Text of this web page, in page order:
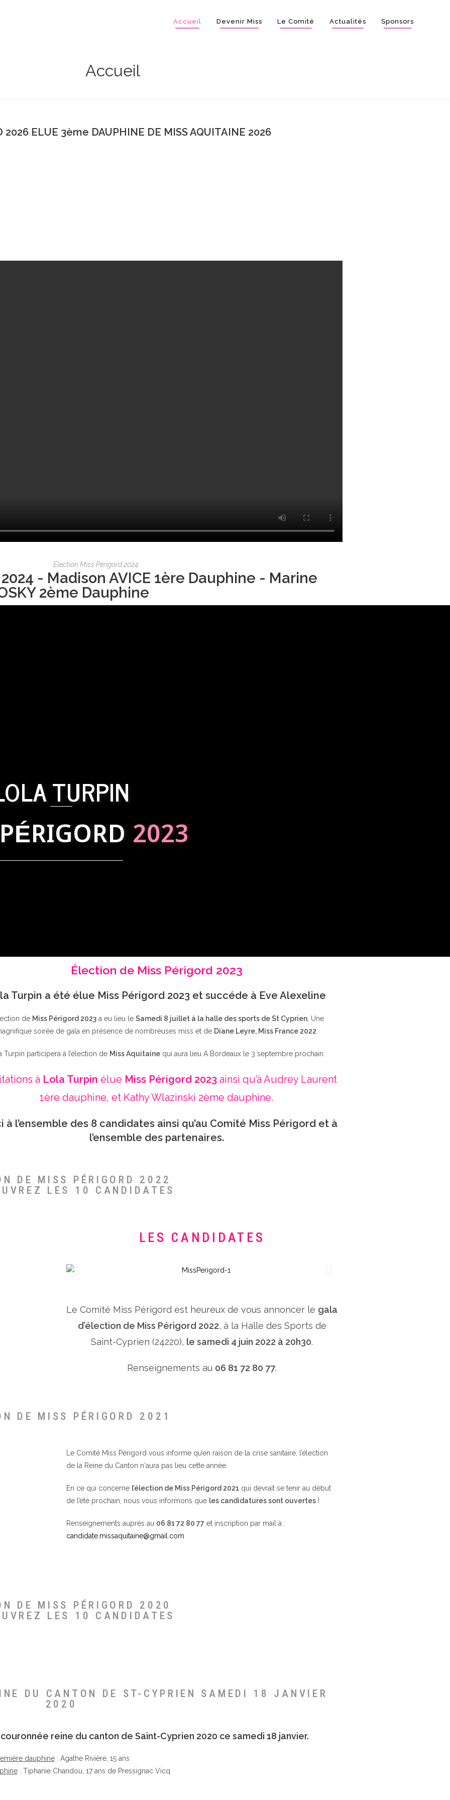
Accueil Devenir Miss Le Comité Actualités Sponsors
Accueil
2026 ELUE 3ème DAUPHINE DE MISS AQUITAINE 2026
Election Miss Périgord 2024
- Madison AVICE 1ère Dauphine - Marine
2ème Dauphine
TURPIN
2023
Élection de Miss Périgord 2023
Turpin a été élue Miss Périgord 2023 et succéde à Eve Alexeline
de Miss Périgord 2023a eu lieu le Samedi 8 juillet à la halle des sports de St Cyprien, Une
soirée de gala en présence de nombreuses miss et de Diane Leyre, Miss France 2022
Turpin participera à l’élection de Miss Aquitaine qui aura lieu A Bordeaux le 3 septembre prochain.
à Lola Turpin élue Miss Périgord 2023ainsi qu’à Audrey Laurent
1ère dauphine, et Kathy Wlazinski 2ème dauphine.
à l’ensemble des 8 candidates ainsi qu’au Comité Miss Périgord et à
l’ensemble des partenaires.
DE MISS PÉRIGORD 2022
LES 10 CANDIDATES
LES CANDIDATES
Le Comité Miss Périgord est heureux de vous annoncer le gala
d’élection de Miss Périgord 2022, à la Halle des Sports de
Saint-Cyprien (24220), le samedi 4 juin 2022 à 20h30.
Renseignements au 06 81 72 80 77.
DE MISS PÉRIGORD 2021
Le Comité Miss Périgord vous informe qu’en raison de la crise sanitaire, l’élection
de la Reine du Canton n‘aura pas lieu cette année.
En ce qui concerne l’élection de Miss Périgord 2021 qui devrait se tenir au début
de l’été prochain, nous vous informons que les candidatures sont ouvertes !
Renseignements auprès au 06 81 72 80 77 et inscription par mail à :
candidate.missaquitaine@gmail.com
DE MISS PÉRIGORD 2020
LES 10 CANDIDATES
DU CANTON DE ST-CYPRIEN SAMEDI 18 JANVIER
2020
couronnée reine du canton de Saint-Cyprien 2020 ce samedi 18 janvier.
dauphine: Agathe Rivière, 15 ans
: Tiphanie Chandou, 17 ans de Pressignac Vicq